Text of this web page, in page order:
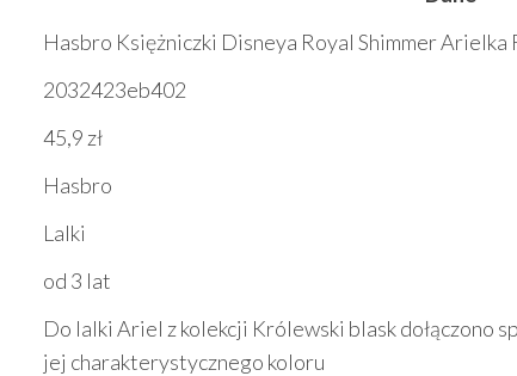
Hasbro Księżniczki Disneya Royal Shimmer Arielka
2032423eb402
45,9 zł
Hasbro
Lalki
od 3 lat
Do lalki Ariel z kolekcji Królewski blask dołączono
jej charakterystycznego koloru